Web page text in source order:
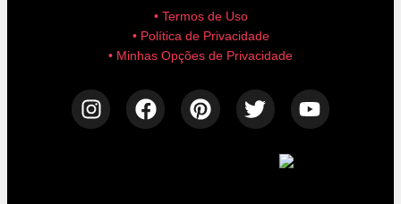
• Termos de Uso
• Política de Privacidade
• Minhas Opções de Privacidade